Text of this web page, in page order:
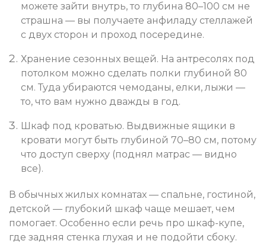
можете зайти внутрь, то глубина 80–100 см не
страшна — вы получаете анфиладу стеллажей
с двух сторон и проход посередине.
Хранение сезонных вещей. На антресолях под
потолком можно сделать полки глубиной 80
см. Туда убираются чемоданы, елки, лыжи —
то, что вам нужно дважды в год.
Шкаф под кроватью. Выдвижные ящики в
кровати могут быть глубиной 70–80 см, потому
что доступ сверху (поднял матрас — видно
все).
В обычных жилых комнатах — спальне, гостиной,
детской — глубокий шкаф чаще мешает, чем
помогает. Особенно если речь про шкаф-купе,
где задняя стенка глухая и не подойти сбоку.